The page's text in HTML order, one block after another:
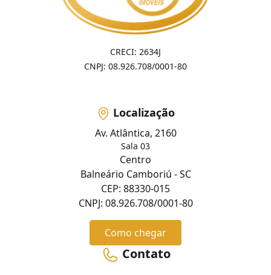
CRECI: 2634J
CNPJ: 08.926.708/0001-80
Localização
Av. Atlântica, 2160
Sala 03
Centro
Balneário Camboriú - SC
CEP: 88330-015
CNPJ: 08.926.708/0001-80
Como chegar
Contato